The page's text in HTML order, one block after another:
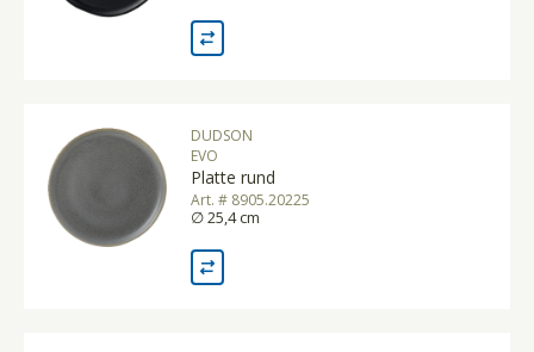
DUDSON
EVO
Platte rund
Art. # 8905.20225
∅ 25,4 cm